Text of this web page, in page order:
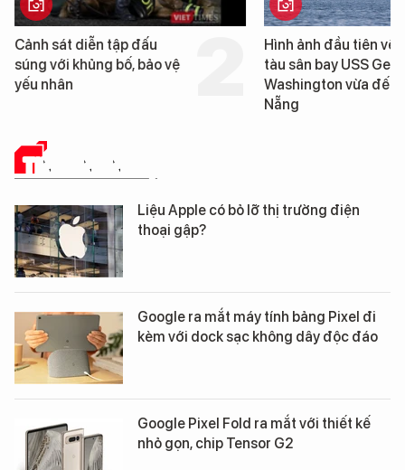
Hình ảnh đầu tiên về siêu
tàu sân bay USS George
Washington vừa đến Đà
Cận cảnh chiến
tống tàu sân bay
George
Đà Nẵng
TIN CÔNG NGHỆ
Liệu Apple có bỏ lỡ thị trường điện
thoại gập?
Google ra mắt máy tính bảng Pixel đi
kèm với dock sạc không dây độc đáo
Google Pixel Fold ra mắt với thiết kế
nhỏ gọn, chip Tensor G2